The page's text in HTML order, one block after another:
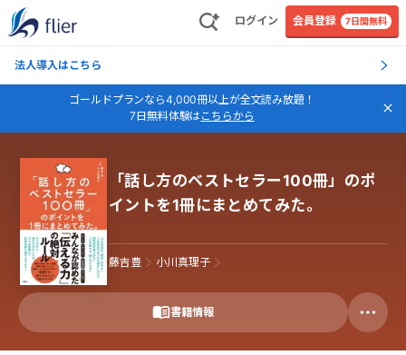
ログイン 会員登録 7日間無料
法人導入はこちら
ゴールドプランなら4,000冊以上が全文読み放題！
7日無料体験はこちらから
「話し方のベストセラー100冊」のポ
イントを1冊にまとめてみた。
藤吉豊 小川真理子
書籍情報